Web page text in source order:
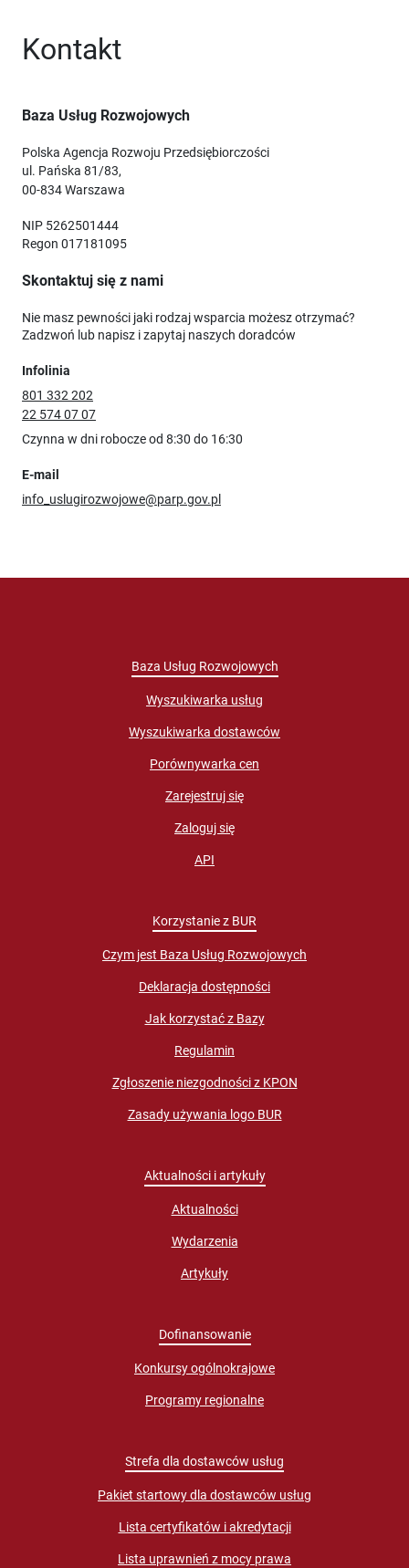
Kontakt
Baza Usług Rozwojowych
Polska Agencja Rozwoju Przedsiębiorczości
ul. Pańska 81/83,
00-834 Warszawa
NIP 5262501444
Regon 017181095
Skontaktuj się z nami
Nie masz pewności jaki rodzaj wsparcia możesz otrzymać?
Zadzwoń lub napisz i zapytaj naszych doradców
Infolinia
801 332 202
22 574 07 07
Czynna w dni robocze od 8:30 do 16:30
E-mail
info_uslugirozwojowe@parp.gov.pl
Baza Usług Rozwojowych
Wyszukiwarka usług
Wyszukiwarka dostawców
Porównywarka cen
Zarejestruj się
Zaloguj się
API
Korzystanie z BUR
Czym jest Baza Usług Rozwojowych
Deklaracja dostępności
Jak korzystać z Bazy
Regulamin
Zgłoszenie niezgodności z KPON
Zasady używania logo BUR
Aktualności i artykuły
Aktualności
Wydarzenia
Artykuły
Dofinansowanie
Konkursy ogólnokrajowe
Programy regionalne
Strefa dla dostawców usług
Pakiet startowy dla dostawców usług
Lista certyfikatów i akredytacji
Lista uprawnień z mocy prawa